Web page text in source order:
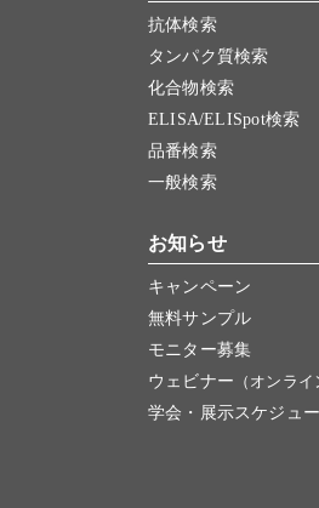
抗体検索
タンパク質検索
化合物検索
ELISA/ELISpot検索
品番検索
一般検索
お知らせ
キャンペーン
無料サンプル
モニター募集
ウェビナー （オンラ
学会・展示スケジュ